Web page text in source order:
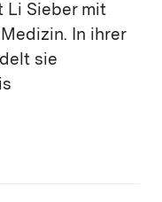
Li Sieber mit
In ihrer
sie